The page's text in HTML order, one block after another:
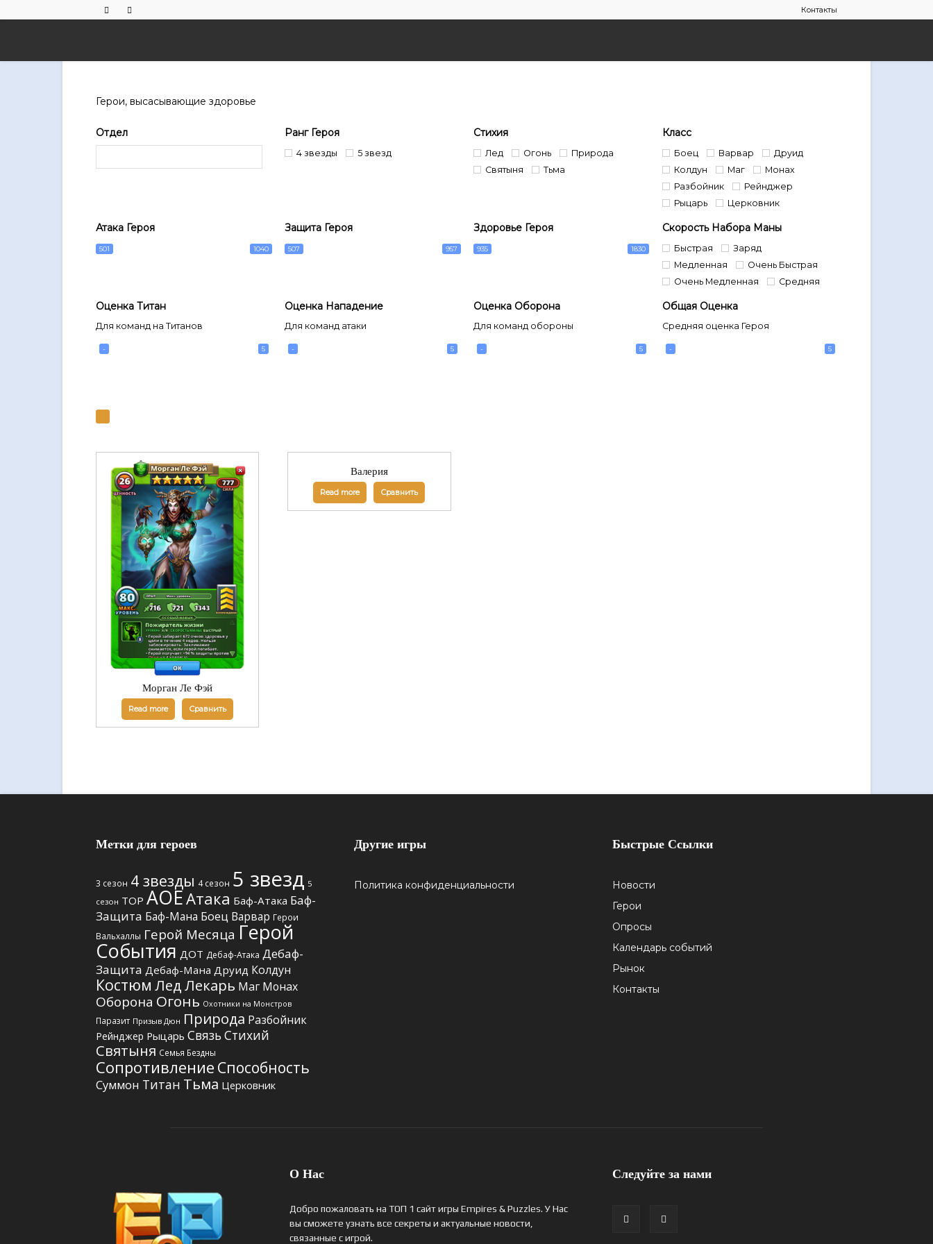
Контакты
Герои, высасывающие здоровье
Отдел Ранг Героя
4 звезды 5 звезд
Стихия
Лед Огонь
Природа
Святыня
Тьма
Класс
Боец Варвар
Друид
Колдун
Маг
Монах
Разбойник
Рейнджер
Рыцарь
Церковник
Атака Героя
501 1040
Защита Героя
507 957
Здоровье Героя
935 1830
Скорость Набора Маны
Быстрая
Заряд
Медленная
Очень Быстрая
Очень Медленная
Средняя
Оценка Титан
Для команд на Титанов
- 5
Оценка Нападение
Для команд атаки
- 5
Оценка Оборона
Для команд обороны
- 5
Общая Оценка
Средняя оценка Героя
- 5
Морган Ле Фэй
Read more Сравнить
Валерия
Read more Сравнить
Метки для героев
3 сезон 4 звезды 4 сезон 5 звезд 5
сезон TOP АОЕАтака Баф-Атака Баф-
Защита Баф-Мана Боец Варвар Герои
Вальхаллы Герой Месяца Герой
События ДОТ Дебаф-Атака Дебаф-
Защита Дебаф-Мана Друид Колдун
Костюм ЛедЛекарь Маг Монах
Оборона Огонь Охотники на Монстров
Паразит Призыв Дюн Природа Разбойник
Рейнджер Рыцарь Связь Стихий
Святыня Семья Бездны
Сопротивление Способность
Суммон Титан Тьма Церковник
Другие игры
Политика конфиденциальности
Быстрые Ссылки
Новости
Герои
Опросы
Календарь событий
Рынок
Контакты
О Нас
Добро пожаловать на ТОП 1 сайт игры Empires & Puzzles. У Нас
вы сможете узнать все секреты и актуальные новости,
связанные с игрой.
Следуйте за нами